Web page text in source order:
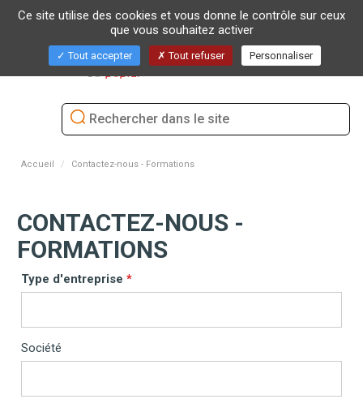
Accueil Contactez-nous - Formations
CONTACTEZ-NOUS -
FORMATIONS
Type d'entreprise
Société
Ce site utilise des cookies et vous donne le contrôle sur ceux
que vous souhaitez activer
Tout accepter Tout refuser Personnaliser